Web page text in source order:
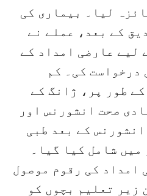
لیا۔ بیماری کی
کے بعد، عملے نے
لیے عارضی امداد کے
یوآن کی درخواست کی۔ کم
طور پر، ژانگ کے
صحت انشورنس اور
کے بعد طبی
شامل کیا گیا۔
امداد کی رقوم موصول
زیر تعلیم بچوں کو